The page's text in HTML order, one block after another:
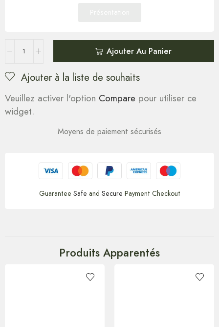
Ajouter Au Panier
Ajouter à la liste de souhaits
Veuillez activer l'option Compare pour utiliser ce
widget.
Moyens de paiement sécurisés
Guarantee Safe and Secure Payment Checkout
Produits Apparentés